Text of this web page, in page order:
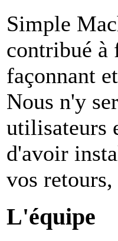
Simple
contribué à
façonnant
Nous n'y
utilisateurs
d'avoir
vos
L'équipe